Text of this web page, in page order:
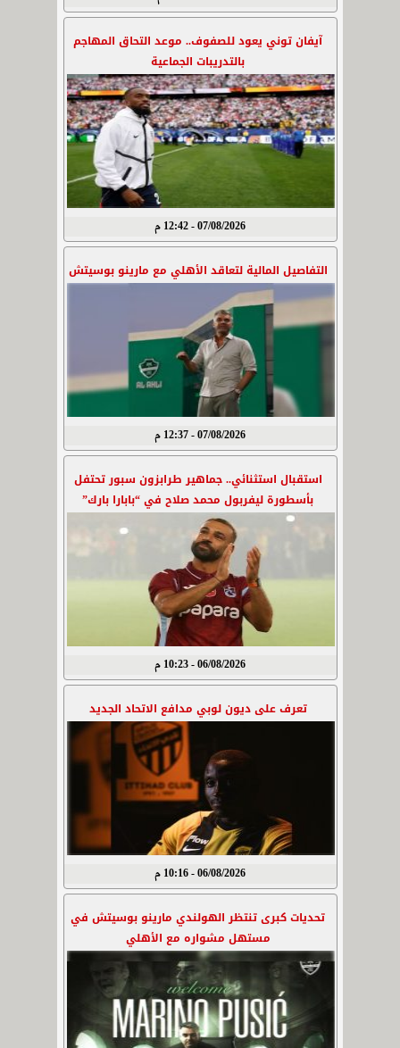
آيفان توني يعود للصفوف.. موعد التحاق المهاجم
بالتدريبات الجماعية
07/08/2026 - 12:42 م
التفاصيل المالية لتعاقد الأهلي مع مارينو بوسيتش
07/08/2026 - 12:37 م
استقبال استثنائي.. جماهير طرابزون سبور تحتفل
بأسطورة ليفربول محمد صلاح في “بابارا بارك”
06/08/2026 - 10:23 م
تعرف على ديون لوبي مدافع الاتحاد الجديد
06/08/2026 - 10:16 م
تحديات كبرى تنتظر الهولندي مارينو بوسيتش في
مستهل مشواره مع الأهلي